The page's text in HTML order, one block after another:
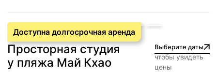
Просторная студия
у пляжа Май Кхао
Выберите даты
чтобы увидеть
цены
Доступна долгосрочная аренда